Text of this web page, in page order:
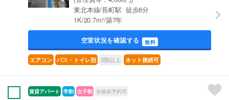
東北本線/長町駅 徒歩6分
1K/20.7m²/築7年
空室状況を確認する 無料
エアコン バス・トイレ別 2階以上 ネット接続可
賃貸アパート 学割 女子割 合格前予約可